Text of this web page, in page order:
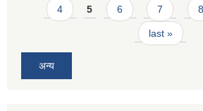
4 5 6 7 8
last »
अन्य